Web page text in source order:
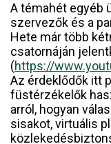
A témahét egyéb
szervezők és a
Hete már több
csatornáján
(https://
Az érdeklődők itt
füstérzékelők
arról, hogyan
sisakot, virtuális